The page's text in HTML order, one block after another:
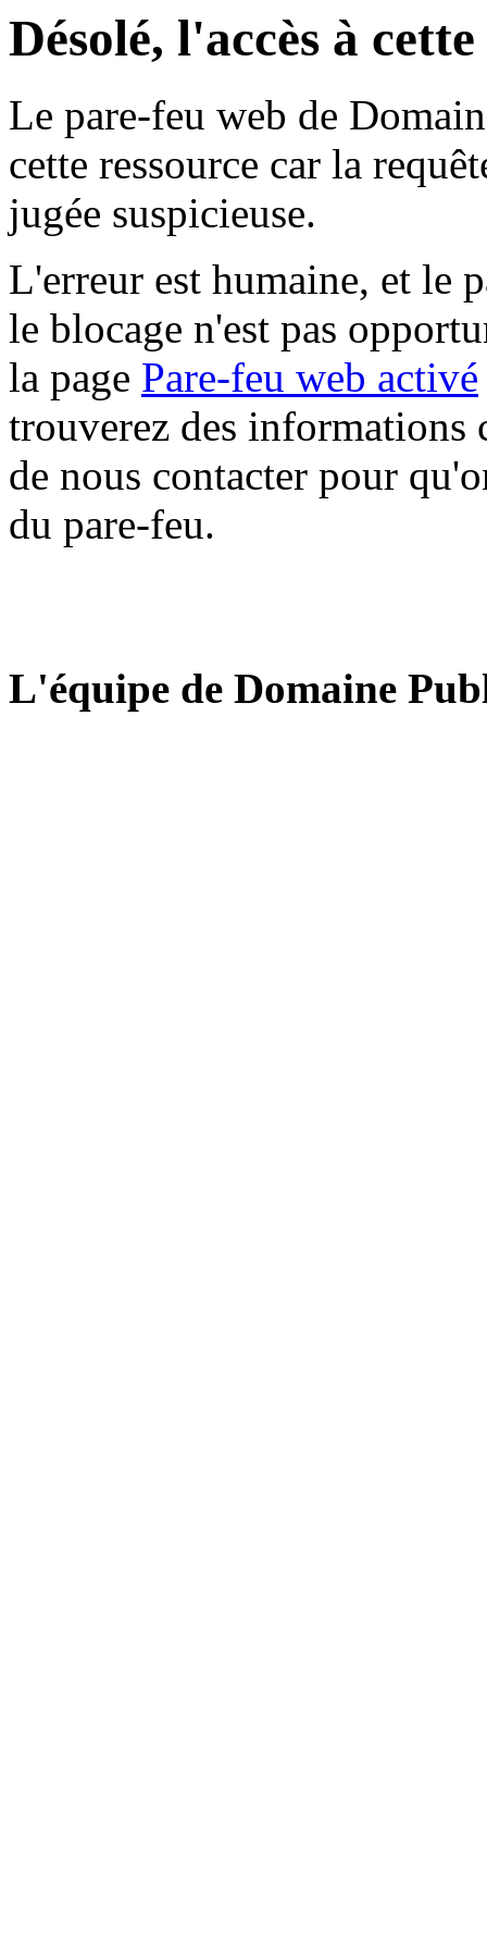
Désolé, l'accès à
Le pare-feu web de
cette ressource car la
jugée suspicieuse.
L'erreur est humaine, et le
le blocage n'est pas
la page Pare-feu web activé
trouverez des informations
de nous contacter pour
du pare-feu.
L'équipe de Domaine